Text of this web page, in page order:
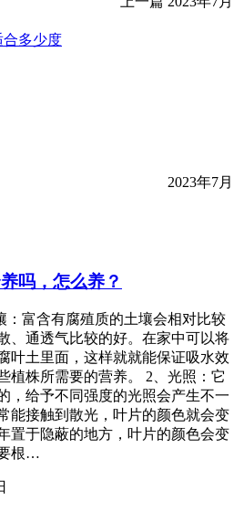
合多少度
2023年7月
吗，怎么养？
：富含有腐殖质的土壤会相对比较
、通透气比较的好。在家中可以将
叶土里面，这样就就能保证吸水效
植株所需要的营养。 2、光照：它
，给予不同强度的光照会产生不一
能接触到散光，叶片的颜色就会变
置于隐蔽的地方，叶片的颜色会变
根…